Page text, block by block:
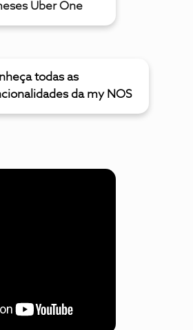
Uber One
todas as
da my NOS